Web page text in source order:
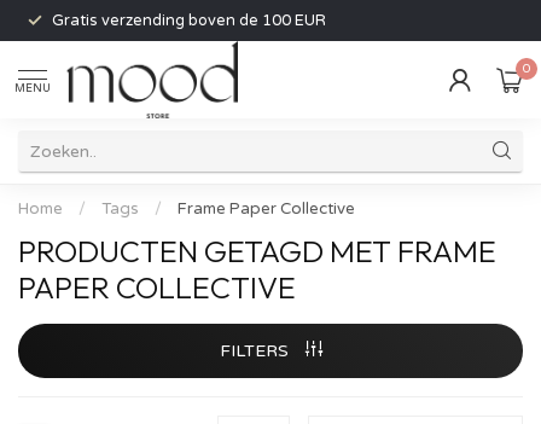
Gratis verzending boven de 100 EUR
MENU
0
Home / Tags / Frame Paper Collective
PRODUCTEN GETAGD MET FRAME
PAPER COLLECTIVE
FILTERS